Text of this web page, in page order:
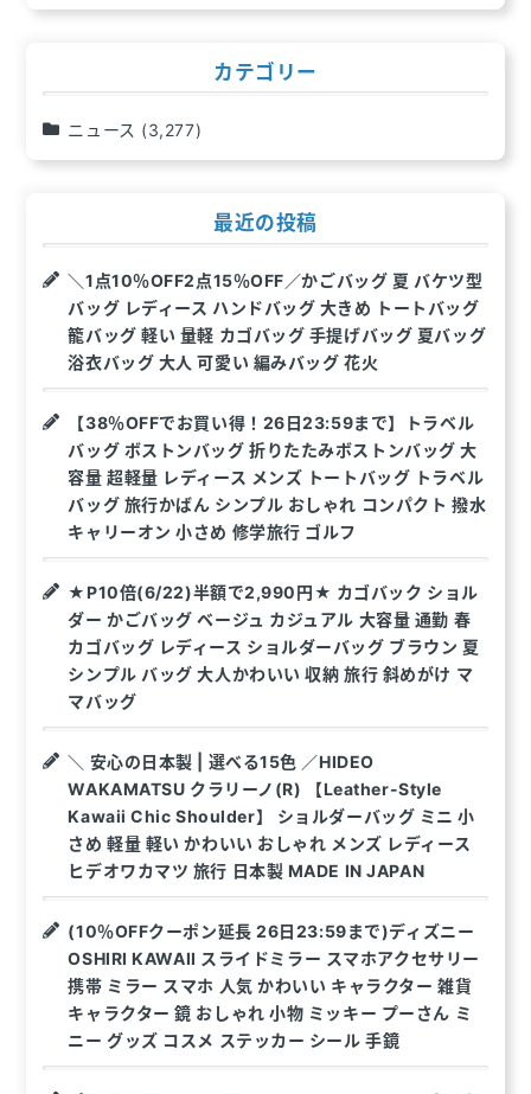
ョ
カテゴリー
ニュース (3,277)
最近の投稿
＼1点10％OFF2点15％OFF／かごバッグ 夏 バケツ型
バッグ レディース ハンドバッグ 大きめ トートバッグ
籠バッグ 軽い 量軽 カゴバッグ 手提げバッグ 夏バッグ
浴衣バッグ 大人 可愛い 編みバッグ 花火
【38％OFFでお買い得！26日23:59まで】トラベル
バッグ ボストンバッグ 折りたたみボストンバッグ 大
容量 超軽量 レディース メンズ トートバッグ トラベル
バッグ 旅行かばん シンプル おしゃれ コンパクト 撥水
キャリーオン 小さめ 修学旅行 ゴルフ
★P10倍(6/22)半額で2,990円★ カゴバック ショル
ダー かごバッグ ベージュ カジュアル 大容量 通勤 春
カゴバッグ レディース ショルダーバッグ ブラウン 夏
シンプル バッグ 大人かわいい 収納 旅行 斜めがけ マ
マバッグ
＼ 安心の日本製 | 選べる15色 ／HIDEO
WAKAMATSU クラリーノ(R) 【Leather-Style
Kawaii Chic Shoulder】 ショルダーバッグ ミニ 小
さめ 軽量 軽い かわいい おしゃれ メンズ レディース
ヒデオワカマツ 旅行 日本製 MADE IN JAPAN
(10％OFFクーポン延長 26日23:59まで)ディズニー
OSHIRI KAWAII スライドミラー スマホアクセサリー
携帯 ミラー スマホ 人気 かわいい キャラクター 雑貨
キャラクター 鏡 おしゃれ 小物 ミッキー プーさん ミ
ニー グッズ コスメ ステッカー シール 手鏡